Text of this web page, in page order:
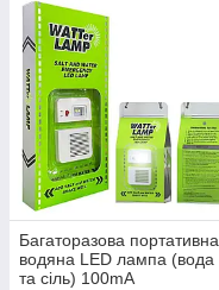
Багаторазова портативна
водяна LED лампа (вода
та сіль) 100mA